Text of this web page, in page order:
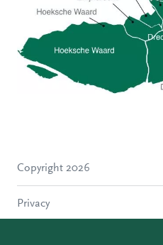
Molenlanden
Papendrecht
Copyright 2026
Privacy